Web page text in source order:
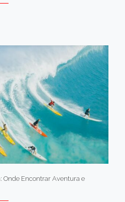
Onde Encontrar Aventura e